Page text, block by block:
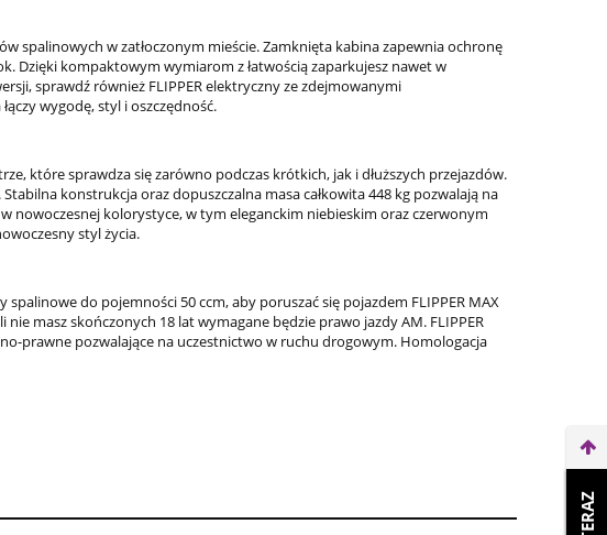
spalinowych w zatłoczonym mieście. Zamknięta kabina zapewnia ochronę
Dzięki kompaktowym wymiarom z łatwością zaparkujesz nawet w
sprawdź również FLIPPER elektryczny ze zdejmowanymi
wygodę, styl i oszczędność.
które sprawdza się zarówno podczas krótkich, jak i dłuższych przejazdów.
konstrukcja oraz dopuszczalna masa całkowita 448 kg pozwalają na
nowoczesnej kolorystyce, w tym eleganckim niebieskim oraz czerwonym
styl życia.
do pojemności 50 ccm, aby poruszać się pojazdem FLIPPER MAX
nie masz skończonych 18 lat wymagane będzie prawo jazdy AM. FLIPPER
prawne pozwalające na uczestnictwo w ruchu drogowym. Homologacja